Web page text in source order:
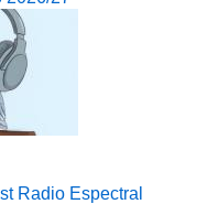
Radio Espectral